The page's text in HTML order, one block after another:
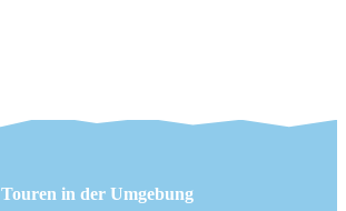
Touren in der Umgebung